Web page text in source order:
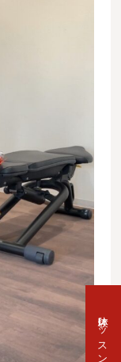
体験レッスン